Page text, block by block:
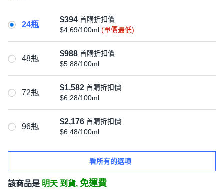
24瓶
$394 首購折扣價
$4.69/100ml (單價最低)
48瓶
$988 首購折扣價
$5.88/100ml
72瓶
$1,582 首購折扣價
$6.28/100ml
96瓶
$2,176 首購折扣價
$6.48/100ml
看所有的選項
該商品是 明天 到貨, 免運費